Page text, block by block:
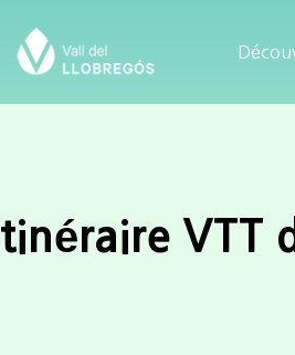
Itinéraire VTT